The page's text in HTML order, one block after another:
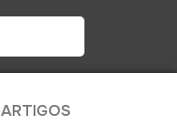
ARTIGOS